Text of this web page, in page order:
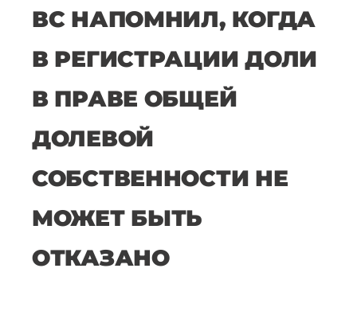
ВС НАПОМНИЛ, КОГДА
В РЕГИСТРАЦИИ ДОЛИ
В ПРАВЕ ОБЩЕЙ
ДОЛЕВОЙ
СОБСТВЕННОСТИ НЕ
МОЖЕТ БЫТЬ
ОТКАЗАНО